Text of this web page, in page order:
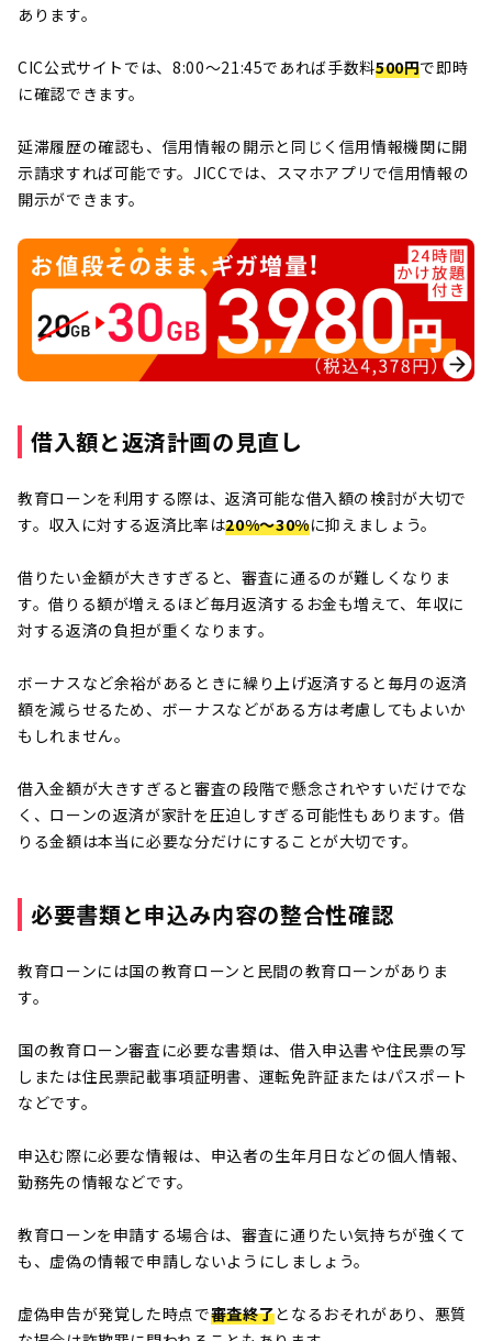
あります。
CIC公式サイトでは、8:00〜21:45であれば手数料500円で即時
に確認できます。
延滞履歴の確認も、信用情報の開示と同じく信用情報機関に開
示請求すれば可能です。JICCでは、スマホアプリで信用情報の
開示ができます。
借入額と返済計画の見直し
教育ローンを利用する際は、返済可能な借入額の検討が大切で
す。収入に対する返済比率は20%〜30%に抑えましょう。
借りたい金額が大きすぎると、審査に通るのが難しくなりま
す。借りる額が増えるほど毎月返済するお金も増えて、年収に
対する返済の負担が重くなります。
ボーナスなど余裕があるときに繰り上げ返済すると毎月の返済
額を減らせるため、ボーナスなどがある方は考慮してもよいか
もしれません。
借入金額が大きすぎると審査の段階で懸念されやすいだけでな
く、ローンの返済が家計を圧迫しすぎる可能性もあります。借
りる金額は本当に必要な分だけにすることが大切です。
必要書類と申込み内容の整合性確認
教育ローンには国の教育ローンと民間の教育ローンがありま
す。
国の教育ローン審査に必要な書類は、借入申込書や住民票の写
しまたは住民票記載事項証明書、運転免許証またはパスポート
などです。
申込む際に必要な情報は、申込者の生年月日などの個人情報、
勤務先の情報などです。
教育ローンを申請する場合は、審査に通りたい気持ちが強くて
も、虚偽の情報で申請しないようにしましょう。
虚偽申告が発覚した時点で審査終了となるおそれがあり、悪質